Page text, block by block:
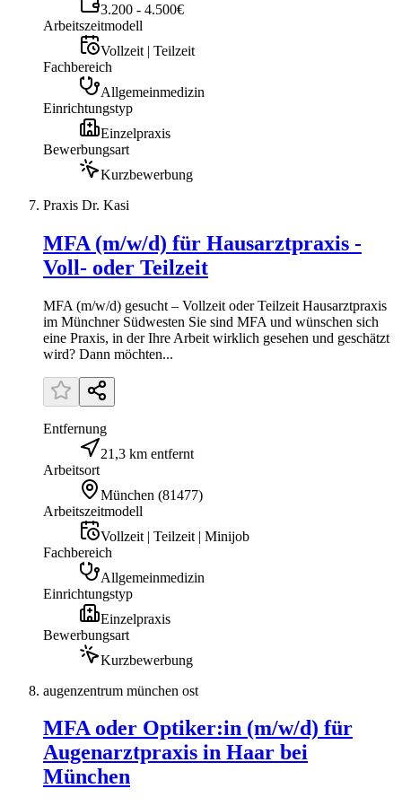
3.200 - 4.500€
Arbeitszeitmodell
Vollzeit | Teilzeit
Fachbereich
Allgemeinmedizin
Einrichtungstyp
Einzelpraxis
Bewerbungsart
Kurzbewerbung
Praxis Dr. Kasi
MFA (m/w/d) für Hausarztpraxis -
Voll- oder Teilzeit
MFA (m/w/d) gesucht – Vollzeit oder Teilzeit Hausarztpraxis
im Münchner Südwesten Sie sind MFA und wünschen sich
eine Praxis, in der Ihre Arbeit wirklich gesehen und geschätzt
wird? Dann möchten...
Entfernung
21,3 km entfernt
Arbeitsort
München (81477)
Arbeitszeitmodell
Vollzeit | Teilzeit | Minijob
Fachbereich
Allgemeinmedizin
Einrichtungstyp
Einzelpraxis
Bewerbungsart
Kurzbewerbung
augenzentrum münchen ost
MFA oder Optiker:in (m/w/d) für
Augenarztpraxis in Haar bei
München